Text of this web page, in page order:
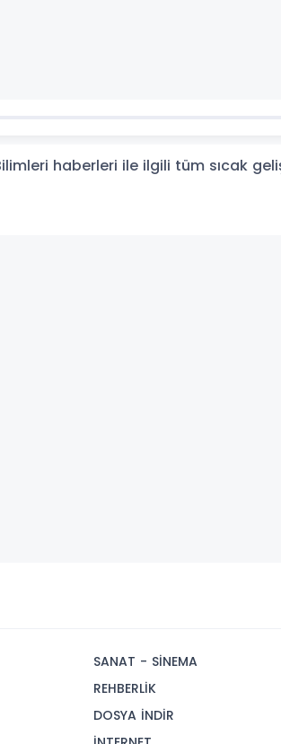
haberleri ile ilgili tüm sıcak
SANAT - SİNEMA
REHBERLİK
DOSYA İNDİR